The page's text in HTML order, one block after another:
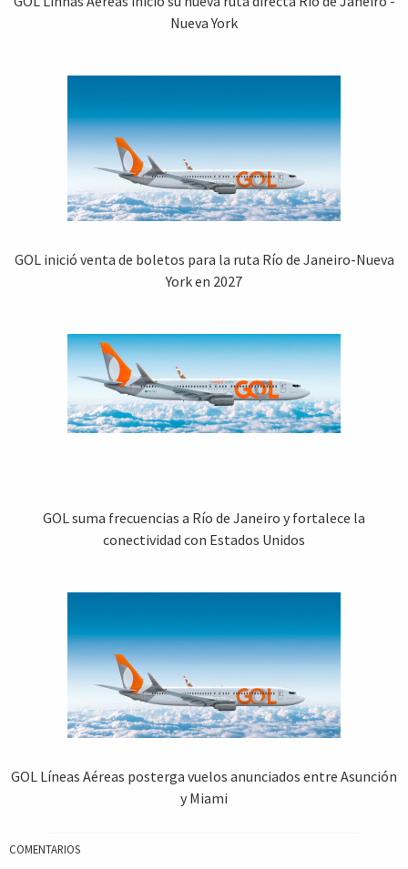
Nueva York
GOL inició venta de boletos para la ruta Río de Janeiro-Nueva
York en 2027
GOL suma frecuencias a Río de Janeiro y fortalece la
conectividad con Estados Unidos
GOL Líneas Aéreas posterga vuelos anunciados entre Asunción
y Miami
COMENTARIOS